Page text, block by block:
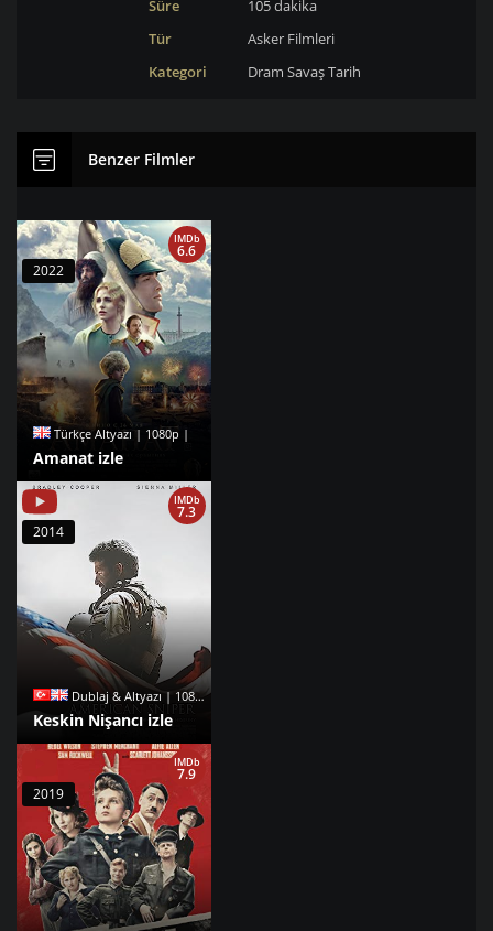
Süre
105 dakika
Tür
Asker Filmleri
Kategori
Dram SavaşTarih
Benzer Filmler
Türkçe Altyazı | 1080p |
Amanat izle
IMDb
6.6
2022
Dublaj & Altyazı | 1080p |
Keskin Nişancı izle
IMDb
7.3
2014
IMDb
7.9
2019